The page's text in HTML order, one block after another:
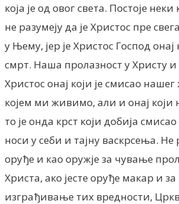
која је од овог света. Постоје
не разумеју да је Христос пре
у Њему, јер је Христос Господ
смрт. Наша пролазност у Христу и
Христос онај који је смисао
којем ми живимо, али и онај који
то је онда крст који добија
носи у себи и тајну васкрсења. Не
оруђе и као оружје за чување
Христа, ако јесте оруђе макар и
изграђивање тих вредности,